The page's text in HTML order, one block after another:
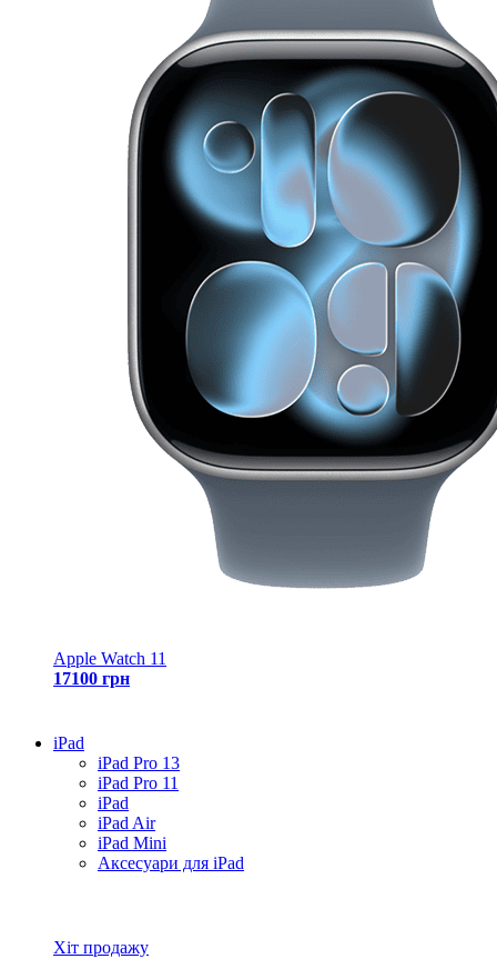
Apple Watch 11
17100 грн
iPad
iPad Pro 13
iPad Pro 11
iPad
iPad Air
iPad Mini
Аксесуари для iPad
Хіт продажу